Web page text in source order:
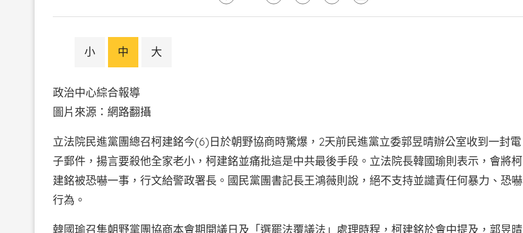
小 中 大
政治中心綜合報導
圖片來源：網路翻攝
立法院民進黨團總召柯建銘今(6)日於朝野協商時驚爆，2天前民進黨立委郭昱晴辦公室收到一封電
子郵件，揚言要殺他全家老小，柯建銘並痛批這是中共最後手段。立法院長韓國瑜則表示，會將柯
建銘被恐嚇一事，行文給警政署長。國民黨團書記長王鴻薇則說，絕不支持並譴責任何暴力、恐嚇
行為。
韓國瑜召集朝野黨團協商本會期開議日及「選罷法覆議法」處理時程，柯建銘於會中提及，郭昱晴